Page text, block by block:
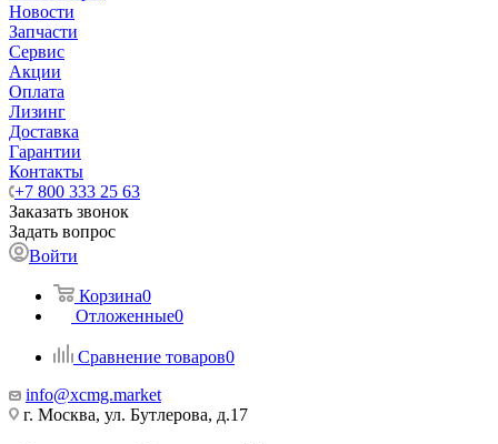
Новости
Запчасти
Сервис
Акции
Оплата
Лизинг
Доставка
Гарантии
Контакты
+7 800 333 25 63
Заказать звонок
Задать вопрос
Войти
Корзина0
Отложенные0
Сравнение товаров0
info@xcmg.market
г. Москва, ул. Бутлерова, д.17